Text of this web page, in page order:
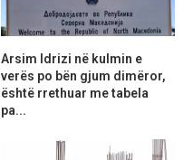
Arsim Idrizi në kulmin e
verës po bën gjum dimëror,
është rrethuar me tabela
pa...